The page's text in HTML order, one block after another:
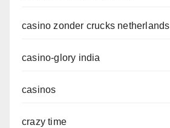
casino zonder crucks netherlands
casino-glory india
casinos
crazy time